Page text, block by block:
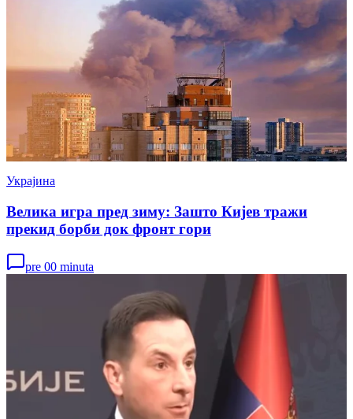
Украјина
Велика игра пред зиму: Зашто Кијев тражи
прекид борби док фронт гори
pre 00 minuta